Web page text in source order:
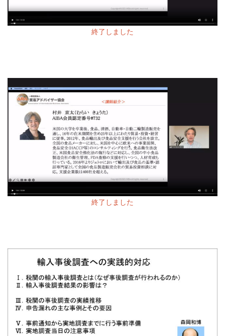
終了しました
終了しました